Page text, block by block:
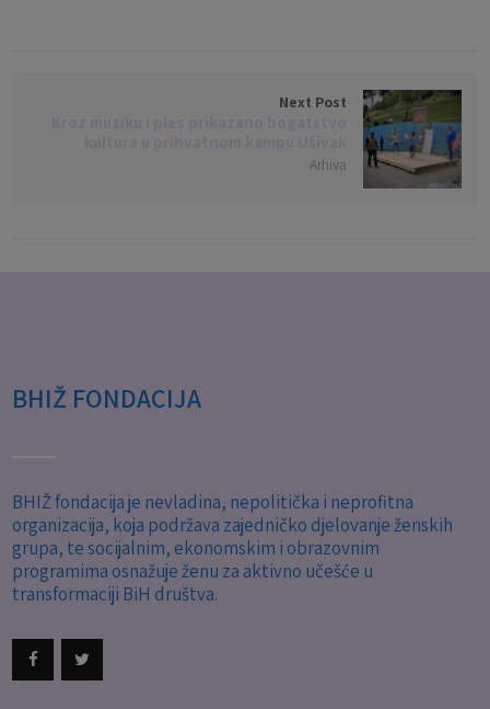
Next Post
Arhiva
BHIŽ FONDACIJA
BHIŽ fondacija je nevladina, nepolitička i neprofitna
organizacija, koja podržava zajedničko djelovanje ženskih
grupa, te socijalnim, ekonomskim i obrazovnim
programima osnažuje ženu za aktivno učešće u
transformaciji BiH društva.